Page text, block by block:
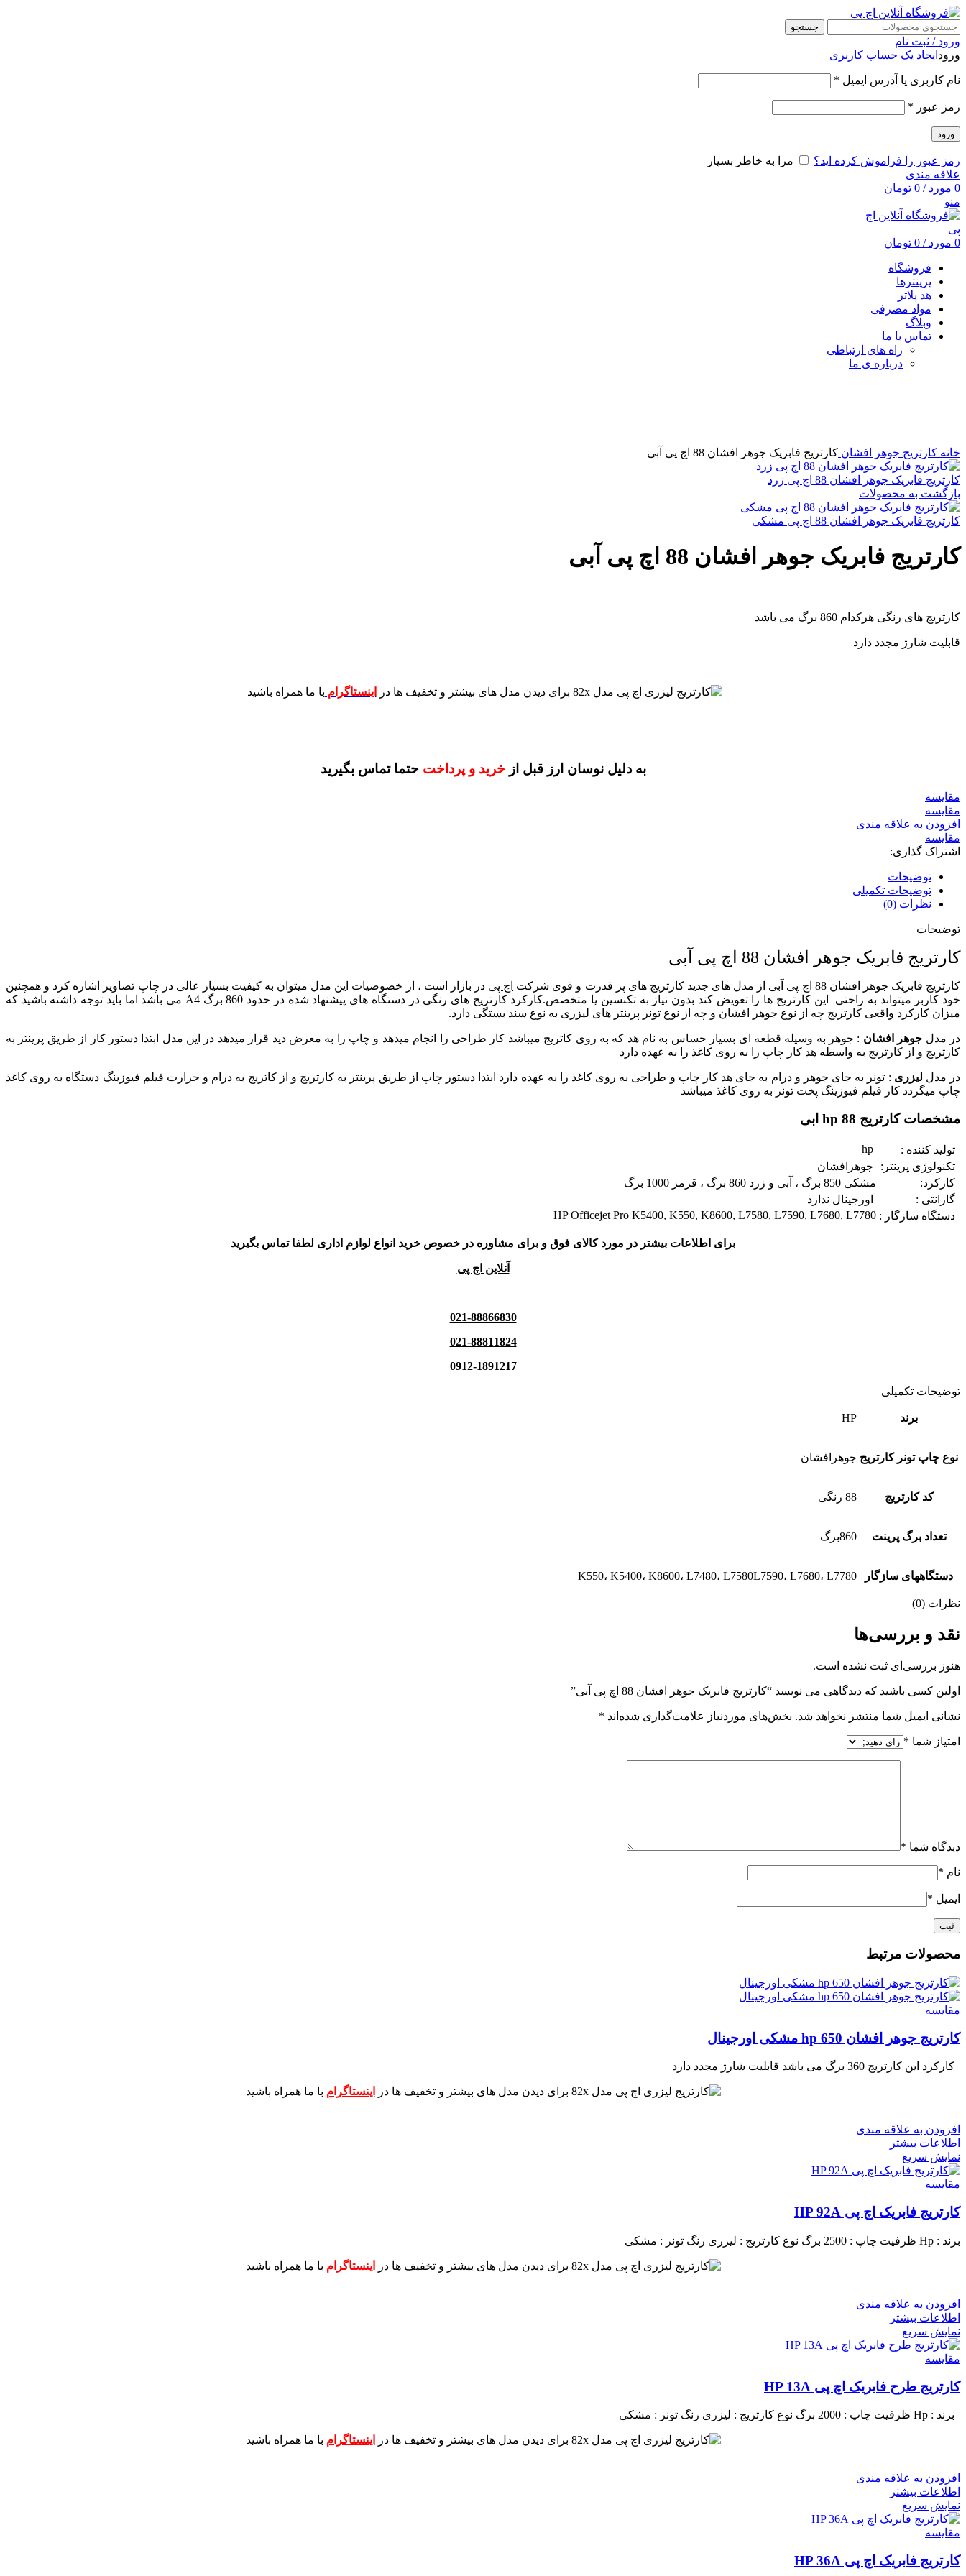
جستجو
ورود / ثبت نام
ورود ایجاد یک حساب کاربری
نام کاربری یا آدرس ایمیل *
رمز عبور *
ورود
رمز عبور را فراموش کرده اید؟
مرا به خاطر بسپار
علاقه مندی
0 مورد /
0 تومان
منو
0 مورد /
0 تومان
فروشگاه
پرینترها
هد پلاتر
مواد مصرفی
وبلاگ
تماس با ما
راه های ارتباطی
درباره ی ما
خانه کارتریج جوهر افشان کارتریج فابریک جوهر افشان 88 اچ پی آبی
کارتریج فابریک جوهر افشان 88 اچ پی زرد
بازگشت به محصولات
کارتریج فابریک جوهر افشان 88 اچ پی مشکی
کارتریج فابریک جوهر افشان 88 اچ پی آبی
کارتریج های رنگی هرکدام 860 برگ می باشد
قابلیت شارژ مجدد دارد
برای دیدن مدل های بیشتر و تخفیف ها در اینستاگرام با ما همراه باشید
به دلیل نوسان ارز قبل از خرید و پرداختحتما تماس بگیرید
مقايسه
مقایسه
افزودن به علاقه مندی
مقایسه
اشتراک گذاری:
توضیحات
توضیحات تکمیلی
نظرات (0)
توضیحات
کارتریج فابریک جوهر افشان 88 اچ پی آبی
کارتریج فابریک جوهر افشان 88 اچ پی آبی از مدل های جدید کارتریج های پر قدرت و قوی شرکت اچ پی در بازار است ، از خصوصیات این مدل میتوان به کیفیت بسیار عالی در چاپ تصاویر اشاره کرد و همچنین
خود کاربر میتواند به راحتی این کارتریج ها را تعویض کند بدون نیاز به تکنسین یا متخصص.کارکرد کارتریج های رنگی در دستگاه های پیشنهاد شده در حدود 860 برگ A4 می باشد اما باید توجه داشته باشید که
میزان کارکرد واقعی کارتریج چه از نوع جوهر افشان و چه از نوع تونر پرینتر های لیزری به نوع سند بستگی دارد.
در مدل جوهر افشان : جوهر به وسیله قطعه ای بسیار حساس به نام هد که به روی کاتریج میباشد کار طراحی را انجام میدهد و چاپ را به معرض دید قرار میدهد در این مدل ابتدا دستور کار از طریق پرینتر به
کارتریج و از کارتریج به واسطه هد کار چاپ را به روی کاغذ را به عهده دارد
در مدل لیزری : تونر به جای جوهر و درام به جای هد کار چاپ و طراحی به روی کاغذ را به عهده دارد ابتدا دستور چاپ از طریق پرینتر به کارتریج و از کاتریج به درام و حرارت فیلم فیوزینگ دستگاه به روی کاغذ
چاپ میگردد کار فیلم فیوزینگ پخت تونر به روی کاغذ میباشد
مشخصات کارتریج 88 hp ابی
تولید کننده :
تکنولوژی پرینتر:
جوهرافشان
کارکرد:
مشکی 850 برگ ، آبی و زرد 860 برگ ، قرمز 1000 برگ
گارانتی :
اورجینال ندارد
دستگاه سازگار : HP Officejet Pro K5400, K550, K8600, L7580, L7590, L7680, L7780
برای اطلاعات بیشتر در مورد کالای فوق و برای مشاوره در خصوص خرید انواع لوازم اداری لطفا تماس بگیرید
آنلاین اچ پی
021-88866830
021-88811824
0912-1891217
توضیحات تکمیلی
برند HP
نوع چاپ تونر کارتریج جوهرافشان
کد کارتریج 88 رنگی
تعداد برگ پرینت 860برگ
دستگاههای سازگار K550، K5400، K8600، L7480، L7580L7590، L7680، L7780
نظرات (0)
نقد و بررسی‌ها
هنوز بررسی‌ای ثبت نشده است.
اولین کسی باشید که دیدگاهی می نویسد “کارتریج فابریک جوهر افشان 88 اچ پی آبی”
نشانی ایمیل شما منتشر نخواهد شد. بخش‌های موردنیاز علامت‌گذاری شده‌اند *
امتیاز شما *
دیدگاه شما *
نام *
ایمیل *
محصولات مرتبط
مقايسه
کارتریج جوهر افشان hp 650 مشکی اورجینال
کارکرد این کارتریج 360 برگ می باشد قابلیت شارژ مجدد دارد
برای دیدن مدل های بیشتر و تخفیف ها در اینستاگرام با ما همراه باشید
افزودن به علاقه مندی
اطلاعات بیشتر
نمایش سریع
مقايسه
کارتریج فابریک اچ پی HP 92A
برند : Hp ظرفیت چاپ : 2500 برگ نوع کارتریج : لیزری رنگ تونر : مشکی
برای دیدن مدل های بیشتر و تخفیف ها در اینستاگرام با ما همراه باشید
افزودن به علاقه مندی
اطلاعات بیشتر
نمایش سریع
مقايسه
کارتریج طرح فابریک اچ پی HP 13A
برند : Hp ظرفیت چاپ : 2000 برگ نوع کارتریج : لیزری رنگ تونر : مشکی
برای دیدن مدل های بیشتر و تخفیف ها در اینستاگرام با ما همراه باشید
افزودن به علاقه مندی
اطلاعات بیشتر
نمایش سریع
مقايسه
کارتریج فابریک اچ پی HP 36A